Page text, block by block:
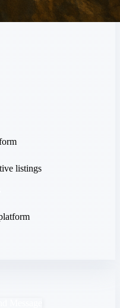
listings